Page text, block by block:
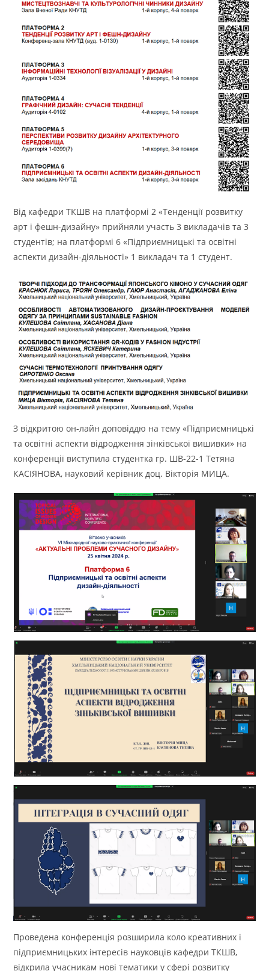
Від кафедри ТКШВ на платформі 2 «Тенденції розвитку
арт і фешн-дизайну» прийняли участь 3 викладачів та 3
студентів; на платформі 6 «Підприємницькі та освітні
аспекти дизайн-діяльності» 1 викладач та 1 студент.
З відкритою он-лайн доповіддю на тему «Підприємницькі
та освітні аспекти відродження зінківської вишивки» на
конференції виступила студентка гр. ШВ-22-1 Тетяна
КАСІЯНОВА, науковий керівник доц. Вікторія МИЦА.
Проведена конференція розширила коло креативних і
підприємницьких інтересів науковців кафедри ТКШВ,
відкрила учасникам нові тематики у сфері розвитку